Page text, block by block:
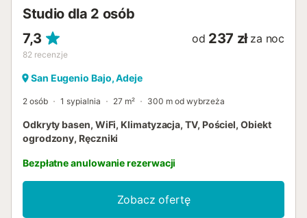
Studio dla 2 osób
7,3
82 recenzje
od 237 zł za noc
San Eugenio Bajo, Adeje
2 osób 1 sypialnia 27 m² 300 m od wybrzeża
Odkryty basen, WiFi, Klimatyzacja, TV, Pościel, Obiekt
ogrodzony, Ręczniki
Bezpłatne anulowanie rezerwacji
Zobacz ofertę